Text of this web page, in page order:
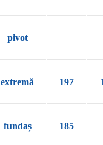
pivot
extremă 197
fundaș 185